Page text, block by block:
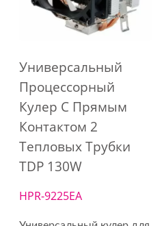
Универсальный
Процессорный
Кулер С Прямым
Контактом 2
Тепловых Трубки
TDP 130W
HPR-9225EA